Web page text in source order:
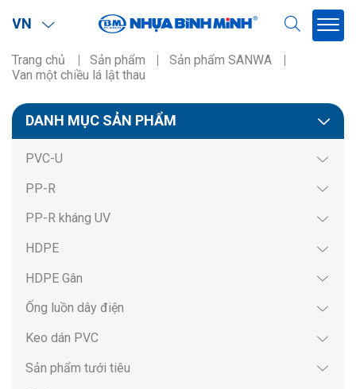
VN
Trang chủ Sản phẩm
Sản phẩm SANWA
Van một chiều lá lật thau
DANH MỤC SẢN PHẨM
PVC-U
PP-R
PP-R kháng UV
HDPE
HDPE Gân
Ống luồn dây điện
Keo dán PVC
Sản phẩm tưới tiêu
Miền Bắc
Miền Nam
Miền BắcMiền Nam